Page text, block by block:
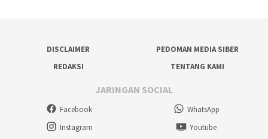
DISCLAIMER
PEDOMAN MEDIA SIBER
REDAKSI
TENTANG KAMI
JARINGAN SOCIAL
Facebook
WhatsApp
Instagram
Youtube